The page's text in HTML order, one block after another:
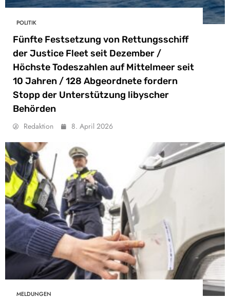
POLITIK
Fünfte Festsetzung von Rettungsschiff
der Justice Fleet seit Dezember /
Höchste Todeszahlen auf Mittelmeer seit
10 Jahren / 128 Abgeordnete fordern
Stopp der Unterstützung libyscher
Behörden
Redaktion 8. April 2026
MELDUNGEN